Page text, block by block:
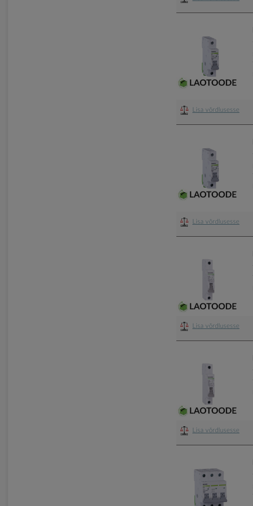
Lisa võrdlusesse
Lisa võrdlusesse
Lisa võrdlusesse
Lisa võrdlusesse